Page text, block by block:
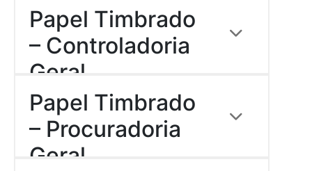
Social
Download
Papel Timbrado
– Controladoria
Geral
Download
Papel Timbrado
– Procuradoria
Geral